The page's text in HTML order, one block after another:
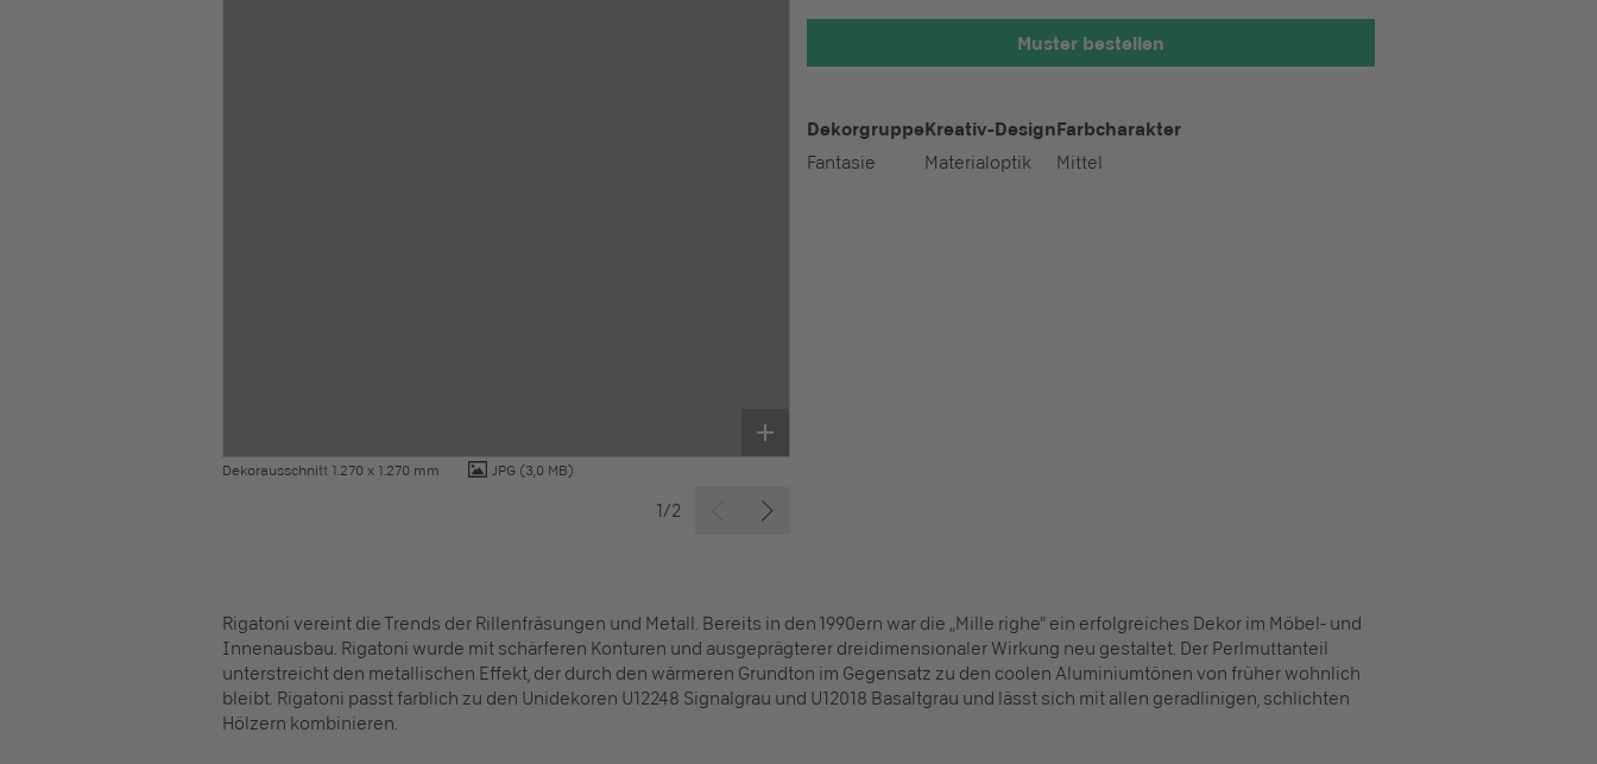
Dekorausschnitt 1.270 x 1.270 mm JPG (3,0 MB)
1/2
Muster bestellen
Dekorgruppe
Fantasie
Kreativ-Design
Materialoptik
Farbcharakter
Mittel
Rigatoni vereint die Trends der Rillenfräsungen und Metall. Bereits in den 1990ern war die „Mille righe" ein erfolgreiches Dekor im Möbel- und
Innenausbau. Rigatoni wurde mit schärferen Konturen und ausgeprägterer dreidimensionaler Wirkung neu gestaltet. Der Perlmuttanteil
unterstreicht den metallischen Effekt, der durch den wärmeren Grundton im Gegensatz zu den coolen Aluminiumtönen von früher wohnlich
bleibt. Rigatoni passt farblich zu den Unidekoren U12248 Signalgrau und U12018 Basaltgrau und lässt sich mit allen geradlinigen, schlichten
Hölzern kombinieren.